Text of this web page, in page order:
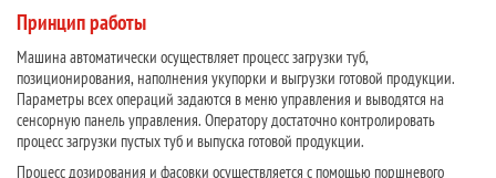
Принцип работы
Машина автоматически осуществляет процесс загрузки туб,
позиционирования, наполнения укупорки и выгрузки готовой продукции.
Параметры всех операций задаются в меню управления и выводятся на
сенсорную панель управления. Оператору достаточно контролировать
процесс загрузки пустых туб и выпуска готовой продукции.
Процесс дозирования и фасовки осуществляется с помощью поршневого